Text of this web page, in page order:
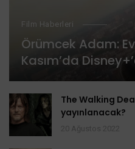
Film Haberleri
Örümcek Adam:
Kasım’da
The Walking
yayınlanacak?